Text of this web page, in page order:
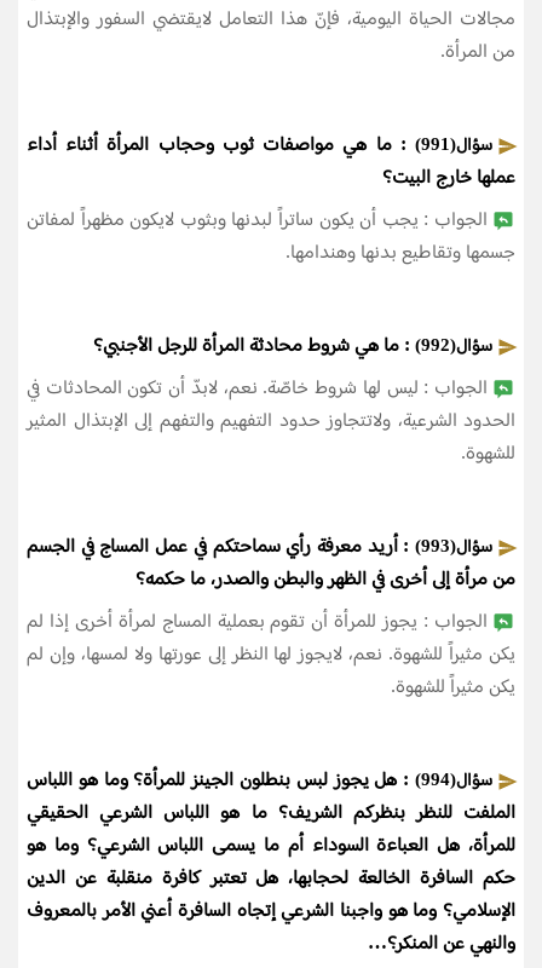
مجالات الحياة اليومية، فإنّ هذا التعامل لايقتضي السفور والإبتذال
من المرأة.
سؤال(991)
: ما هي مواصفات ثوب وحجاب المرأة أثناء أداء
عملها خارج البيت؟
الجواب : يجب أن يكون ساتراً لبدنها وبثوب لايكون مظهراً لمفاتن
جسمها وتقاطيع بدنها وهندامها.
سؤال(992)
: ما هي شروط محادثة المرأة للرجل الأجنبي؟
الجواب : ليس لها شروط خاصّة. نعم، لابدّ أن تكون المحادثات في
الحدود الشرعية، ولاتتجاوز حدود التفهيم والتفهم إلى الإبتذال المثير
للشهوة.
سؤال(993)
: أريد معرفة رأي سماحتكم في عمل المساج في الجسم
من مرأة إلى أخرى في الظهر والبطن والصدر، ما حكمه؟
الجواب : يجوز للمرأة أن تقوم بعملية المساج لمرأة أخرى إذا لم
يكن مثيراً للشهوة. نعم، لايجوز لها النظر إلى عورتها ولا لمسها، وإن لم
يكن مثيراً للشهوة.
سؤال(994)
: هل يجوز لبس بنطلون الجينز للمرأة؟ وما هو اللباس
الملفت للنظر بنظركم الشريف؟ ما هو اللباس الشرعي الحقيقي
للمرأة، هل العباءة السوداء أم ما يسمى اللباس الشرعي؟ وما هو
حكم السافرة الخالعة لحجابها، هل تعتبر كافرة منقلبة عن الدين
الإسلامي؟ وما هو واجبنا الشرعي إتجاه السافرة أعني الأمر بالمعروف
والنهي عن المنكر؟…